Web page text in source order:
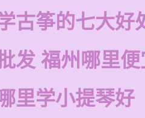
古筝的七大好
发 福州哪里
里学小提琴好